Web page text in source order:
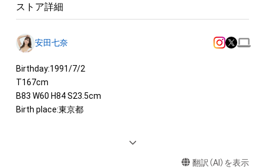
ストア詳細
安田七奈
Birthday:1991/7/2
T167cm
B83 W60 H84 S23.5cm
Birth place:東京都
翻訳（AI）を表示